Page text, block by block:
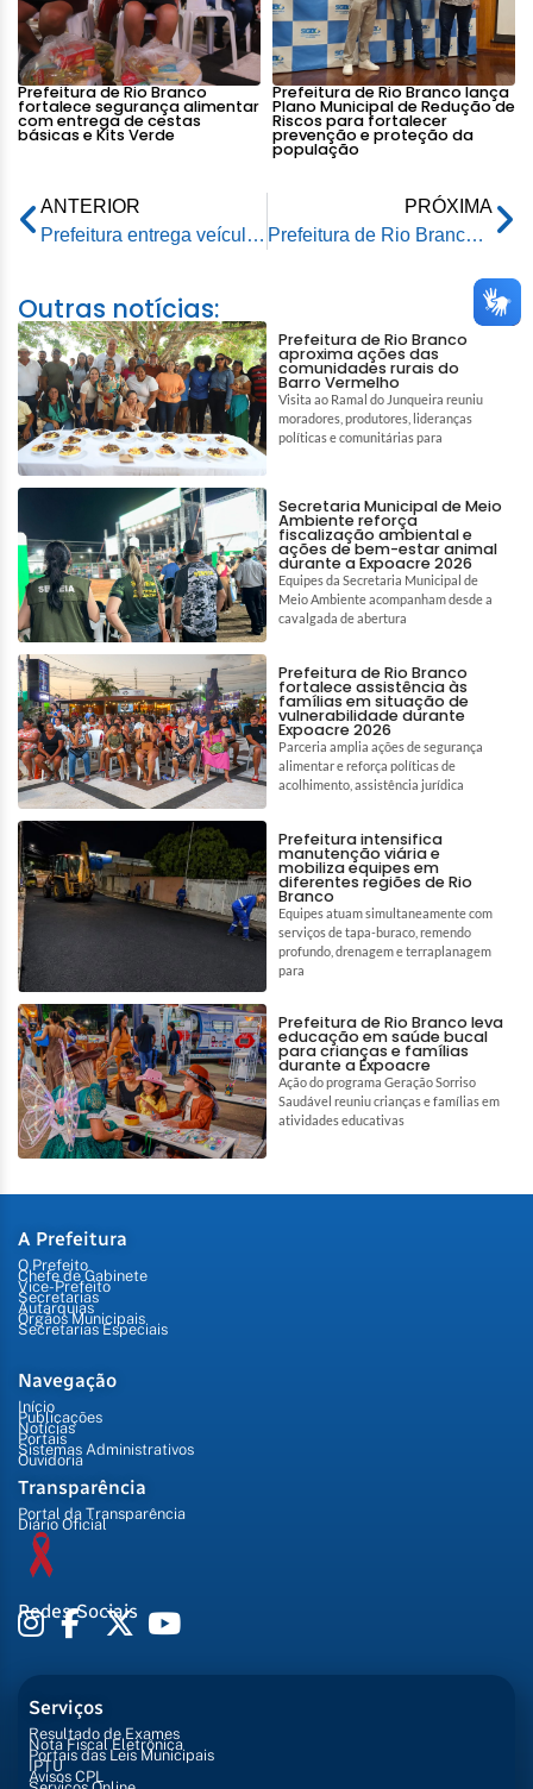
Prefeitura de Rio Branco
fortalece segurança alimentar
com entrega de cestas
básicas e Kits Verde
Prefeitura de Rio Branco lança
Plano Municipal de Redução de
Riscos para fortalecer
prevenção e proteção da
população
ANTERIOR
Prefeitura entrega veículo para o Projeto Recriança
PRÓXIMA
Prefeitura de Rio Branco realiza itinerante no polo de assentamento Wilson Pinheiro
Outras notícias:
Prefeitura de Rio Branco
aproxima ações das
comunidades rurais do
Barro Vermelho
Visita ao Ramal do Junqueira reuniu
moradores, produtores, lideranças
políticas e comunitárias para
Secretaria Municipal de Meio
Ambiente reforça
fiscalização ambiental e
ações de bem-estar animal
durante a Expoacre 2026
Equipes da Secretaria Municipal de
Meio Ambiente acompanham desde a
cavalgada de abertura
Prefeitura de Rio Branco
fortalece assistência às
famílias em situação de
vulnerabilidade durante
Expoacre 2026
Parceria amplia ações de segurança
alimentar e reforça políticas de
acolhimento, assistência jurídica
Prefeitura intensifica
manutenção viária e
mobiliza equipes em
diferentes regiões de Rio
Branco
Equipes atuam simultaneamente com
serviços de tapa-buraco, remendo
profundo, drenagem e terraplanagem
para
Prefeitura de Rio Branco leva
educação em saúde bucal
para crianças e famílias
durante a Expoacre
Ação do programa Geração Sorriso
Saudável reuniu crianças e famílias em
atividades educativas
A Prefeitura
O Prefeito
Chefe de Gabinete
Vice-Prefeito
Secretarias
Autarquias
Órgãos Municipais
Secretarias Especiais
Navegação
Início
Publicações
Notícias
Portais
Sistemas Administrativos
Ouvidoria
Transparência
Portal da Transparência
Diário Oficial
Redes Sociais
Serviços
Resultado de Exames
Nota Fiscal Eletrônica
Portais das Leis Municipais
IPTU
Avisos CPL